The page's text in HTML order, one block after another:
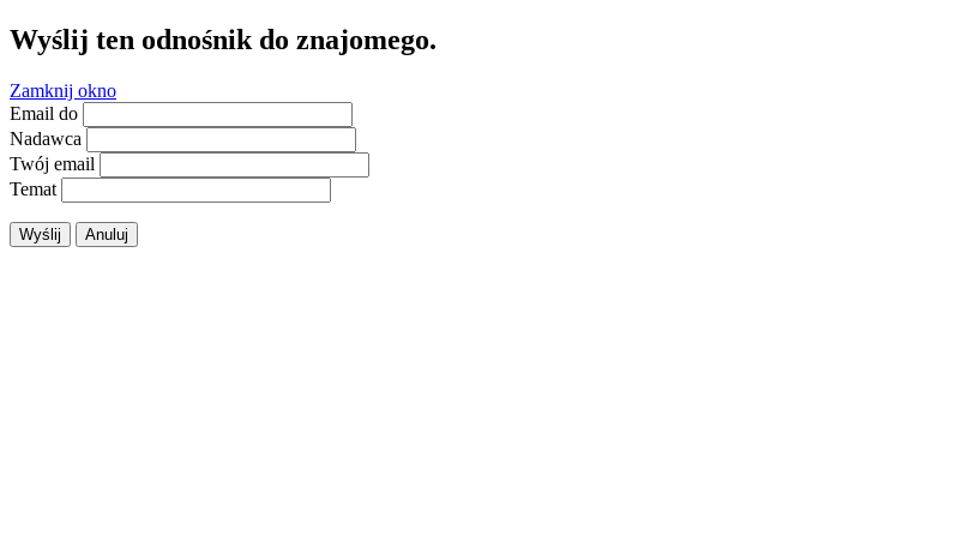
Wyślij ten odnośnik do znajomego.
Zamknij okno
Email do
Nadawca
Twój email
Temat
Wyślij Anuluj